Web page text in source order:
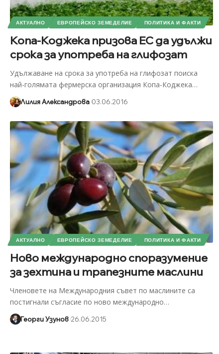
АКТУАЛНО ЕВРОПЕЙСКО ЗЕМЕДЕЛИЕ ПОЛИТИКА И ФАКТИ
Копа-Коджека призова ЕС да удължи
срока за употреба на глифозат
Удължаване на срока за употреба на глифозат поиска
най-голямата фермерска организация Копа-Коджека…
Лилия Александрова 03.06.2016
АКТУАЛНО ЕВРОПЕЙСКО ЗЕМЕДЕЛИЕ ПОЛИТИКА И ФАКТИ
Ново международно споразумение
за зехтина и трапезните маслини
Членовете на Международния съвет по маслините са
постигнали съгласие по ново международно…
Георги Узунов 26.06.2015